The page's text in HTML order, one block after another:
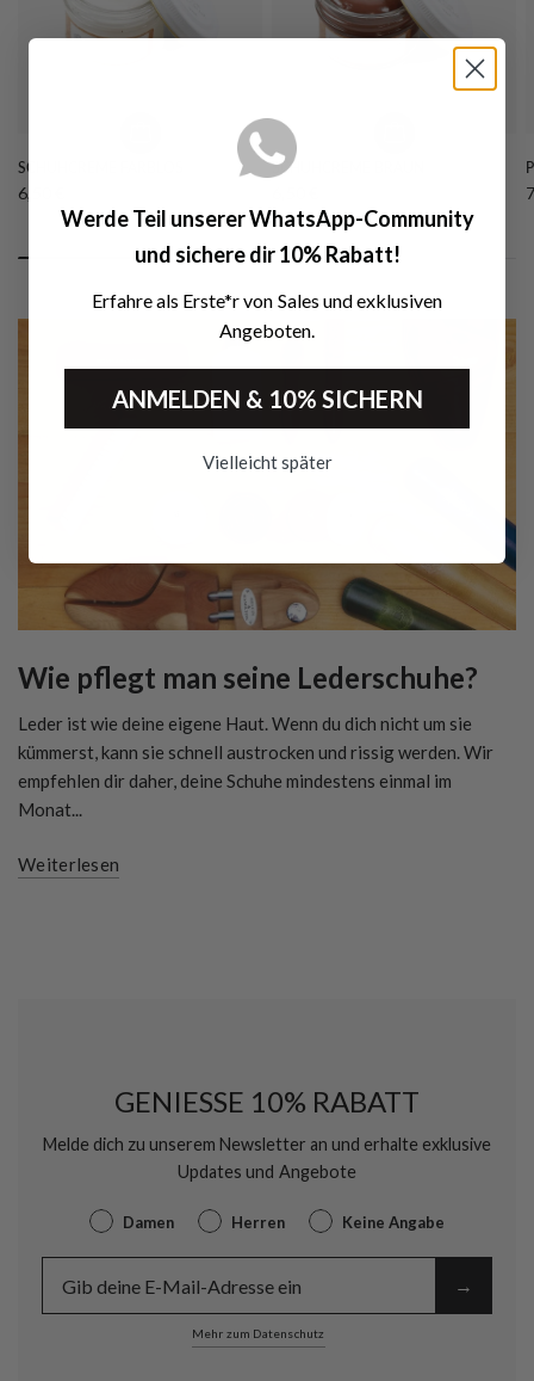
SCHUHCREME FARBLOS
6,50 €
SCHUHCREME BRAUN
Wie pflegt man seine Lederschuhe?
Leder ist wie deine eigene Haut. Wenn du dich nicht um sie
kümmerst, kann sie schnell austrocken und rissig werden. Wir
empfehlen dir daher, deine Schuhe mindestens einmal im
Monat...
Weiterlesen
GENIESSE 10% RABATT
Melde dich zu unserem Newsletter an und erhalte exklusive
Updates und Angebote
Gender Damen Herren Keine Angabe
→︎
Mehr zum Datenschutz
Werde Teil unsererWhatsApp-Community
und sichere dir 10%Rabatt!
Erfahre als Erste*r von Sales und exklusiven
Angeboten.
ANMELDEN & 10% SICHERN
Vielleicht später